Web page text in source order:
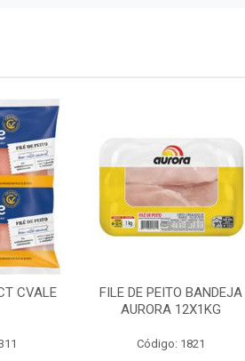
CVALE
FILE DE PEITO BANDEJA
AURORA 12X1KG
Código: 1821